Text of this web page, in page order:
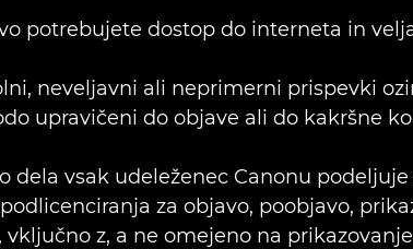
potrebujete dostop do interneta in
neveljavni ali neprimerni prispevki
upravičeni do objave ali do kakršne
dela vsak udeleženec Canonu
za objavo, poobjavo,
vključno z, a ne omejeno na